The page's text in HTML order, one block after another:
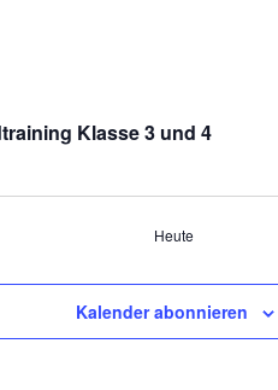
Klasse 3 und 4
Heute
Kalender abonnieren